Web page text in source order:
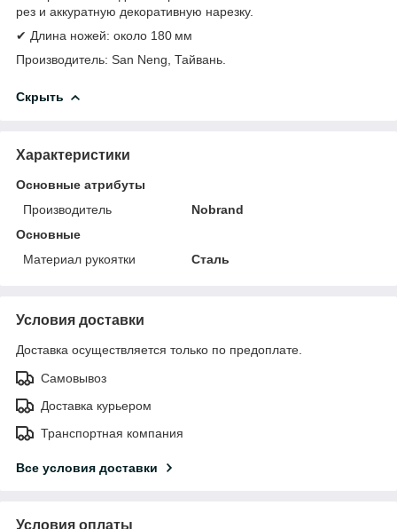
рез и аккуратную декоративную нарезку.
✔ Длина ножей: около 180 мм
Производитель: San Neng, Тайвань.
Скрыть
Характеристики
Основные атрибуты
Производитель
Nobrand
Основные
Материал рукоятки
Сталь
Условия доставки
Доставка осуществляется только по предоплате.
Самовывоз
Доставка курьером
Транспортная компания
Все условия доставки
Условия оплаты